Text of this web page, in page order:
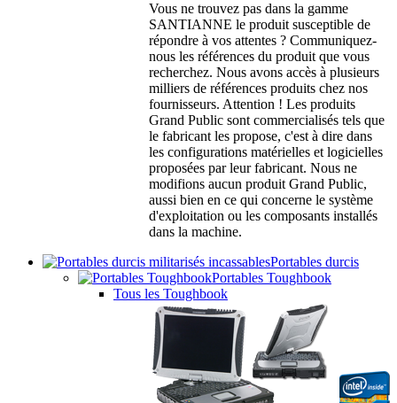
Vous ne trouvez pas dans la gamme
SANTIANNE le produit susceptible de
répondre à vos attentes ? Communiquez-
nous les références du produit que vous
recherchez. Nous avons accès à plusieurs
milliers de références produits chez nos
fournisseurs. Attention ! Les produits
Grand Public sont commercialisés tels que
le fabricant les propose, c'est à dire dans
les configurations matérielles et logicielles
proposées par leur fabricant. Nous ne
modifions aucun produit Grand Public,
aussi bien en ce qui concerne le système
d'exploitation ou les composants installés
dans la machine.
Portables durcis
Portables Toughbook
Tous les Toughbook